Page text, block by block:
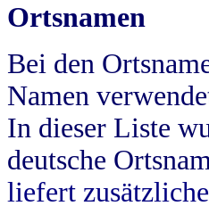
Ortsnamen
Bei den
Namen
In dieser Liste
deutsche
liefert